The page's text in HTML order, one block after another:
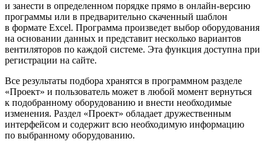
и занести в определенном порядке прямо в онлайн-версию
программы или в предварительно скаченный шаблон
в формате Excel. Программа произведет выбор оборудования
на основании данных и представит несколько вариантов
вентиляторов по каждой системе. Эта функция доступна при
регистрации на сайте.
Все результаты подбора хранятся в программном разделе
«Проект» и пользователь может в любой момент вернуться
к подобранному оборудованию и внести необходимые
изменения. Раздел «Проект» обладает дружественным
интерфейсом и содержит всю необходимую информацию
по выбранному оборудованию.